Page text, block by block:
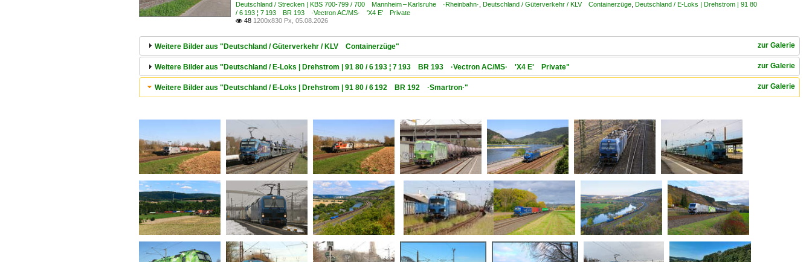
Deutschland / Strecken | KBS 700-799 / 700 Mannheim – Karlsruhe ·Rheinbahn· Deutschland / Güterverkehr / KLV Containerzüge Deutschland / E-Loks | Drehstrom | 91 80
/ 6 193 ¦ 7 193 BR 193 ·Vectron AC/MS· 'X4 E' Private
 48 1200x830 Px, 05.08.2026
zur Galerie
Weitere Bilder aus "Deutschland / Güterverkehr / KLV Containerzüge"
zur Galerie
Weitere Bilder aus "Deutschland / E-Loks | Drehstrom | 91 80 / 6 193 ¦ 7 193 BR 193 ·Vectron AC/MS· 'X4 E' Private"
zur Galerie
Weitere Bilder aus "Deutschland / E-Loks | Drehstrom | 91 80 / 6 192 BR 192 ·Smartron·"